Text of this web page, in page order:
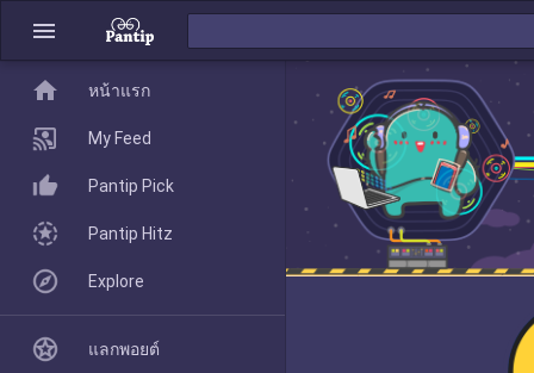
menu
home
Pantip Pick
home หน้าแรก
My Feed
Pantip Pick
Pantip Hitz
Explore
แลกพอยต์